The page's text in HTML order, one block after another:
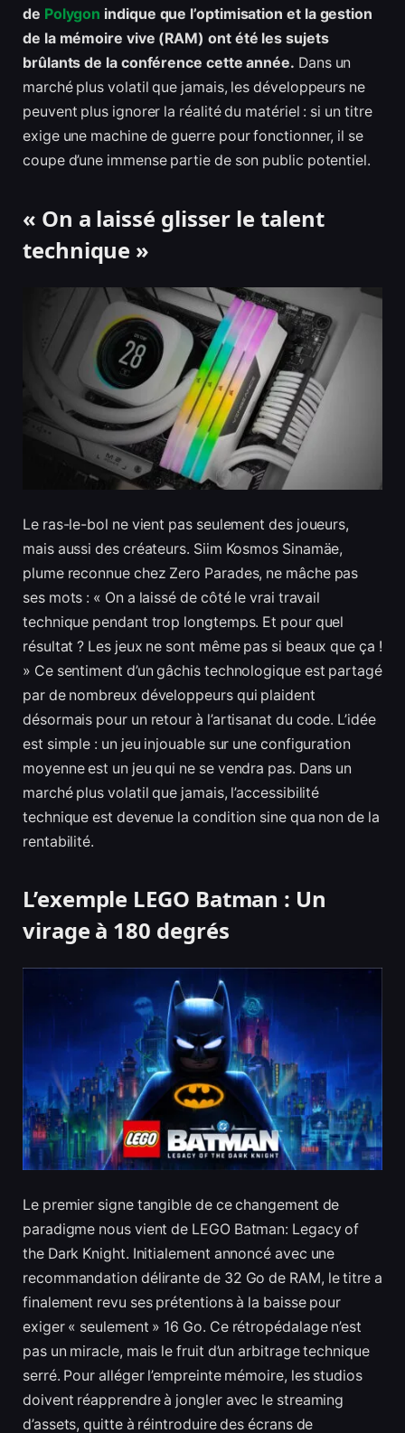
de Polygon indique que l’optimisation et la gestion
de la mémoire vive (RAM) ont été les sujets
brûlants de la conférence cette année. Dans un
marché plus volatil que jamais, les développeurs ne
peuvent plus ignorer la réalité du matériel : si un titre
exige une machine de guerre pour fonctionner, il se
coupe d’une immense partie de son public potentiel.
« On a laissé glisser le talent
technique »
Le ras-le-bol ne vient pas seulement des joueurs,
mais aussi des créateurs. Siim Kosmos Sinamäe,
plume reconnue chez Zero Parades, ne mâche pas
ses mots : « On a laissé de côté le vrai travail
technique pendant trop longtemps. Et pour quel
résultat ? Les jeux ne sont même pas si beaux que ça !
» Ce sentiment d’un gâchis technologique est partagé
par de nombreux développeurs qui plaident
désormais pour un retour à l’artisanat du code. L’idée
est simple : un jeu injouable sur une configuration
moyenne est un jeu qui ne se vendra pas. Dans un
marché plus volatil que jamais, l’accessibilité
technique est devenue la condition sine qua non de la
rentabilité.
L’exemple LEGO Batman : Un
virage à 180 degrés
Le premier signe tangible de ce changement de
paradigme nous vient de LEGO Batman: Legacy of
the Dark Knight. Initialement annoncé avec une
recommandation délirante de 32 Go de RAM, le titre a
finalement revu ses prétentions à la baisse pour
exiger « seulement » 16 Go. Ce rétropédalage n’est
pas un miracle, mais le fruit d’un arbitrage technique
serré. Pour alléger l’empreinte mémoire, les studios
doivent réapprendre à jongler avec le streaming
d’assets, quitte à réintroduire des écrans de